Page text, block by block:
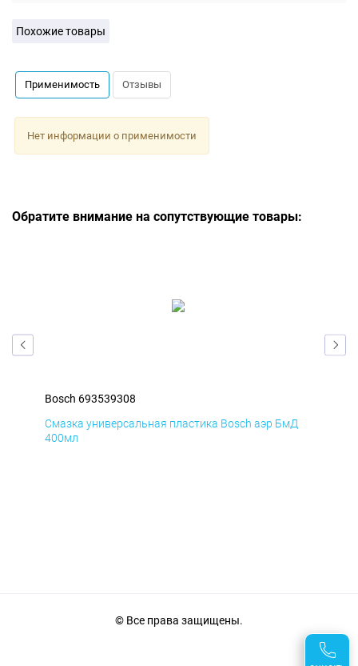
Похожие товары
Применимость Отзывы
Нет информации о применимости
Обратите внимание на сопутствующие товары:
Bosch 693539308
Смазка универсальная пластика Bosch аэр БмД
400мл
© Все права защищены.